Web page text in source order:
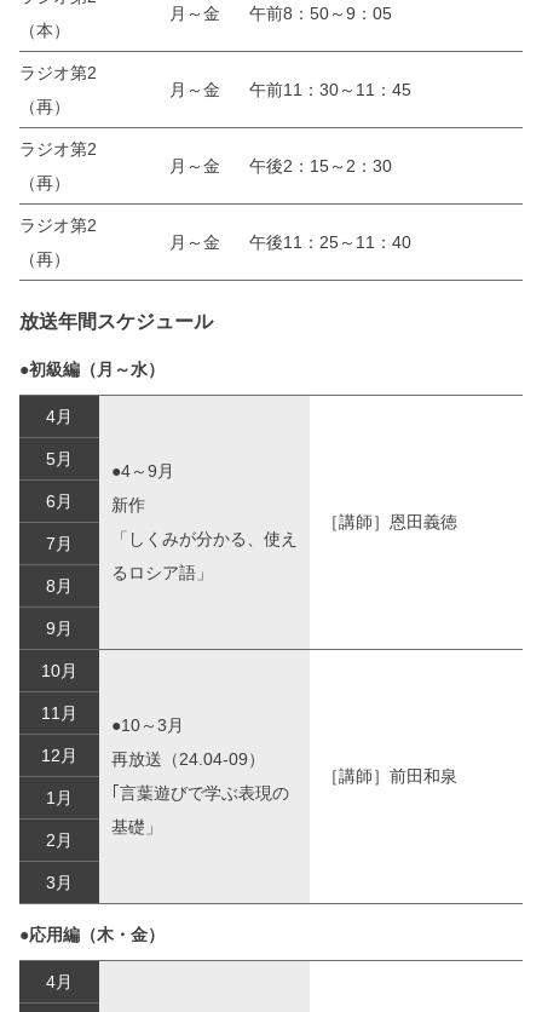
（本）
月～金 午前8：50～9：05
ラジオ第2
（再）
月～金 午前11：30～11：45
ラジオ第2
（再）
月～金 午後2：15～2：30
ラジオ第2
（再）
月～金 午後11：25～11：40
放送年間スケジュール
●初級編（月～水）
4月
●4～9月
新作
「しくみが分かる、使え
るロシア語」
［講師］恩田義徳
5月
6月
7月
8月
9月
10月
●10～3月
再放送（24.04-09）
｢言葉遊びで学ぶ表現の
基礎」
［講師］前田和泉
11月
12月
1月
2月
3月
●応用編（木・金）
4月